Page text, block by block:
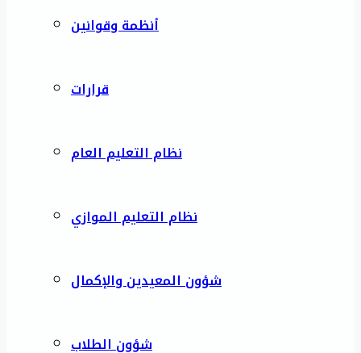
أنظمة وقوانين
قرارات
نظام التعليم العام
نظام التعليم الموازي
شؤون المعيدين والإكمال
شؤون الطلاب